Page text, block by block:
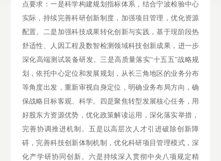
点要求：一是科学构建规划指标体系，结合宁波检验中心
实际，持续完善科研创新制度，加强项目管理，优化资源
配置。二是加强科技成果转化创新与实践，基于现阶段热
舒适性、人因工程及数智检测领域科技创新成果，进一步
深化高端测试装备研发。三是高质量落实“十五五”战略规
划，依托中心定位和发展规划，从长三角地区的业务分布
等角度出发，重新审视自身定位，明确业务布局方向，确
保战略目标客观、科学。四是聚焦转型发展核心任务，用
好股东方资源优势，优化政策解读运用，深化落实举措，
完善协调推进机制。五是以高层次人才引进破除创新障
碍，完善科技创新体制机制，优化科研项目管理模式，深
化产学研协同创新。六是持续深入贯彻中央八项规定精